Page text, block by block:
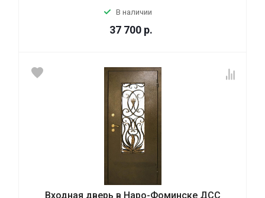
В наличии
37 700 р.
Входная дверь в Наро-Фоминске ДСС